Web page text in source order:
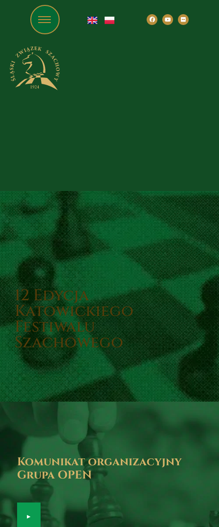
12 Edycja
Katowickiego
Festiwalu
Szachowego
Komunikat organizacyjny
Grupa OPEN
▸